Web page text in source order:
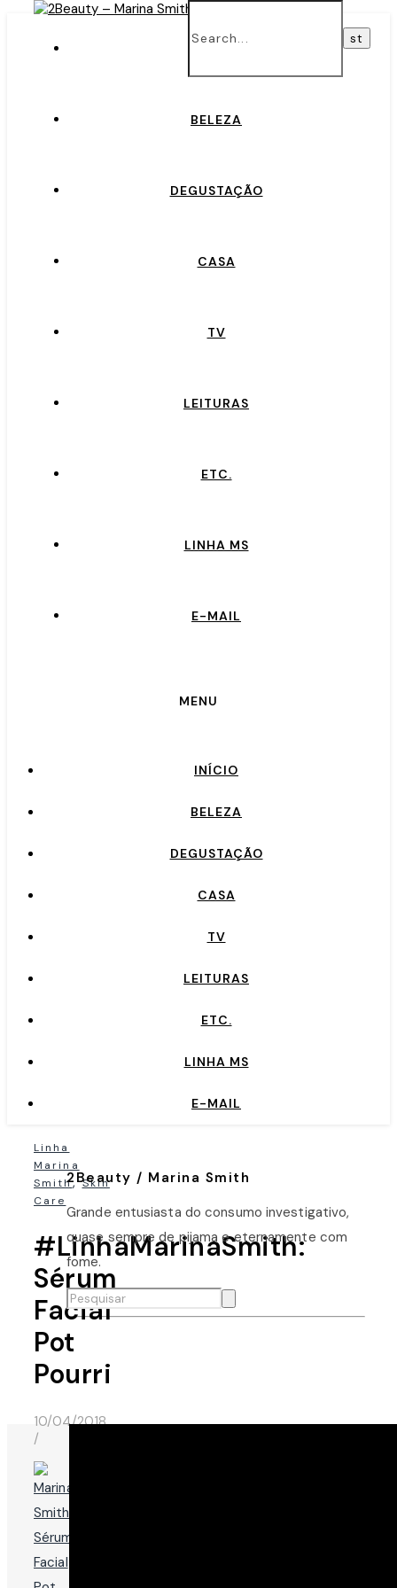
BELEZA
DEGUSTAÇÃO
CASA
TV
LEITURAS
ETC.
LINHA MS
E-MAIL
MENU
INÍCIO
BELEZA
DEGUSTAÇÃO
CASA
TV
LEITURAS
ETC.
LINHA MS
E-MAIL
Linha
Marina
Smith,Skin
Care
#LinhaMarinaSmith:
Sérum
Facial
Pot
Pourri
10/04/2018
/
2Beauty / Marina Smith
Grande entusiasta do consumo investigativo,
quase sempre de pijama e eternamente com
fome.